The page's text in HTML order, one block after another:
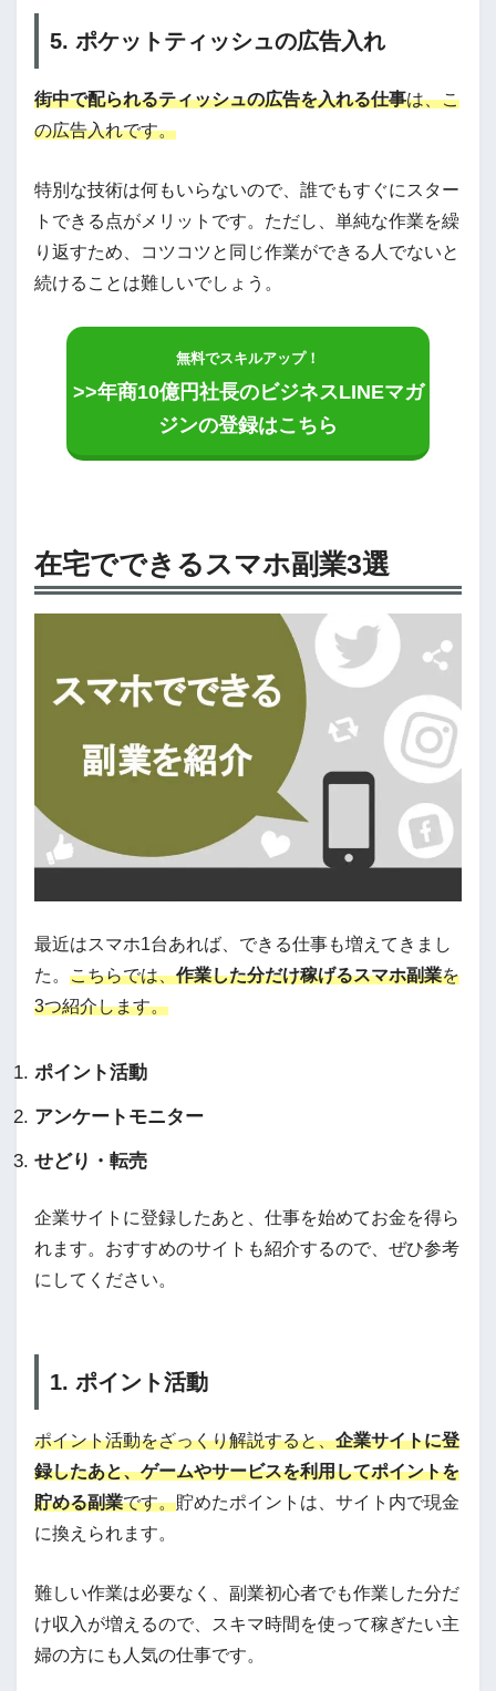
5. ポケットティッシュの広告入れ
街中で配られるティッシュの広告を入れる仕事は、こ
の広告入れです。
特別な技術は何もいらないので、誰でもすぐにスター
トできる点がメリットです。ただし、単純な作業を繰
り返すため、コツコツと同じ作業ができる人でないと
続けることは難しいでしょう。
無料でスキルアップ！
>>年商10億円社長のビジネスLINEマガ
ジンの登録はこちら
在宅でできるスマホ副業3選
最近はスマホ1台あれば、できる仕事も増えてきまし
た。 こちらでは、作業した分だけ稼げるスマホ副業を
3つ紹介します。
ポイント活動
アンケートモニター
せどり・転売
企業サイトに登録したあと、仕事を始めてお金を得ら
れます。おすすめのサイトも紹介するので、ぜひ参考
にしてください。
1. ポイント活動
ポイント活動をざっくり解説すると、企業サイトに登
録したあと、ゲームやサービスを利用してポイントを
貯める副業です。貯めたポイントは、サイト内で現金
に換えられます。
難しい作業は必要なく、副業初心者でも作業した分だ
け収入が増えるので、スキマ時間を使って稼ぎたい主
婦の方にも人気の仕事です。